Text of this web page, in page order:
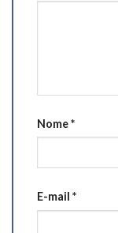
Nome*
E-mail *